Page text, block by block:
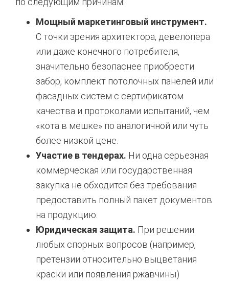
Мощный маркетинговый инструмент.
С точки зрения архитектора, девелопера
или даже конечного потребителя,
значительно безопаснее приобрести
забор, комплект потолочных панелей или
фасадных систем с сертификатом
качества и протоколами испытаний, чем
«кота в мешке» по аналогичной или чуть
более низкой цене.
Участие в тендерах. Ни одна серьезная
коммерческая или государственная
закупка не обходится без требования
предоставить полный пакет документов
на продукцию.
Юридическая защита. При решении
любых спорных вопросов (например,
претензии относительно выцветания
краски или появления ржавчины)